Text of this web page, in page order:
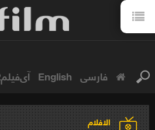
فارسی English آی‌فیلم2
الافلام